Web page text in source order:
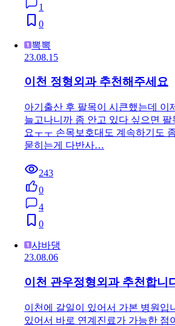
1
0
뽁뽁
23.08.15
이천 정형외과 추천해주세요
아기출산 후 팔목이 시큰했는데 이
늘고나니까 좀 안고 있다 싶으면
요ㅜㅜ 손목보호대도 계속하기도
묻히는게 다반사…
243
0
4
0
샤바댕
23.08.06
이천 관우정형외과 추천합니
이천에 갈일이 있어서 가본 병원입
있어서 바로 연계진료가 가능한 점